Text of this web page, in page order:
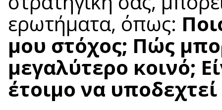
ερωτήματα, όπως:
μου στόχος; Πώς
μεγαλύτερο κοινό;
έτοιμο να